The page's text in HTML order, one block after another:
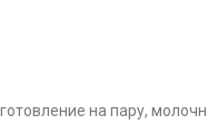
на пару,